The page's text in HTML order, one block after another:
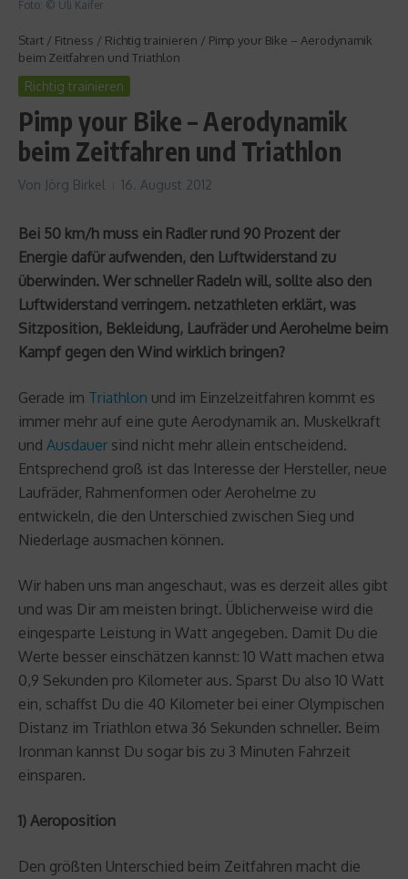
Foto: © Uli Kaifer
Start / Fitness / Richtig trainieren / Pimp your Bike – Aerodynamik
beim Zeitfahren und Triathlon
Richtig trainieren
Pimp your Bike – Aerodynamik
beim Zeitfahren und Triathlon
Von Jörg Birkel 16. August 2012
Bei 50 km/h muss ein Radler rund 90 Prozent der
Energie dafür aufwenden, den Luftwiderstand zu
überwinden. Wer schneller Radeln will, sollte also den
Luftwiderstand verringern. netzathleten erklärt, was
Sitzposition, Bekleidung, Laufräder und Aerohelme beim
Kampf gegen den Wind wirklich bringen?
Gerade im Triathlon und im Einzelzeitfahren kommt es
immer mehr auf eine gute Aerodynamik an. Muskelkraft
und Ausdauer sind nicht mehr allein entscheidend.
Entsprechend groß ist das Interesse der Hersteller, neue
Laufräder, Rahmenformen oder Aerohelme zu
entwickeln, die den Unterschied zwischen Sieg und
Niederlage ausmachen können.
Wir haben uns man angeschaut, was es derzeit alles gibt
und was Dir am meisten bringt. Üblicherweise wird die
eingesparte Leistung in Watt angegeben. Damit Du die
Werte besser einschätzen kannst: 10 Watt machen etwa
0,9 Sekunden pro Kilometer aus. Sparst Du also 10 Watt
ein, schaffst Du die 40 Kilometer bei einer Olympischen
Distanz im Triathlon etwa 36 Sekunden schneller. Beim
Ironman kannst Du sogar bis zu 3 Minuten Fahrzeit
einsparen.
1) Aeroposition
Den größten Unterschied beim Zeitfahren macht die